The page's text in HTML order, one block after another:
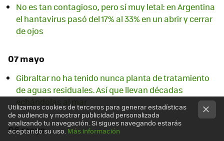
No es tan contagioso, pero sí muy letal: en Argentina
el hantavirus pasó del 17% al 33% en un abrir y cerrar
de ojos
07 mayo
Gibraltar no ha tenido nunca planta de tratamiento
de aguas residuales. Así que llevan décadas
echándolas al mar
06 mayo
Utilizamos cookies de terceros para generar estadísticas
de audiencia y mostrar publicidad personalizada
analizando tu navegación. Si sigues navegando estarás
aceptando su uso. Más información